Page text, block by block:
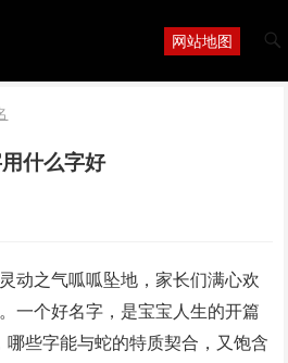
网站地图
什么字好
动之气呱呱坠地，家长们满心欢
一个好名字，是宝宝人生的开篇
哪些字能与蛇的特质契合，又饱含